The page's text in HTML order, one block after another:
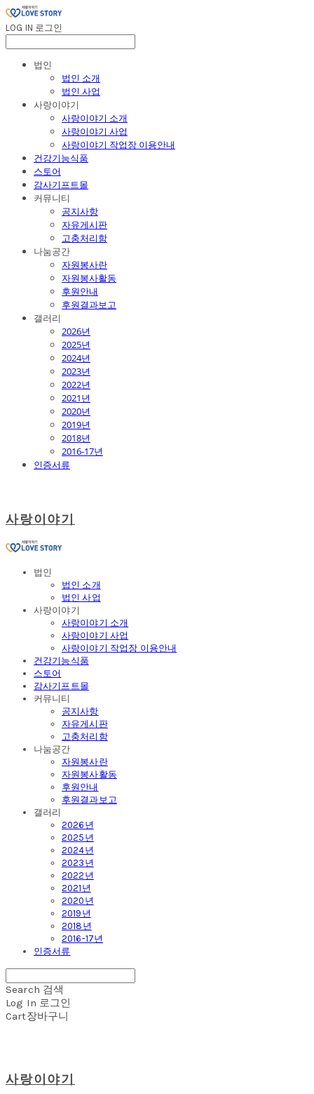
LOG IN 로그인
법인
법인 소개
법인 사업
사랑이야기
사랑이야기 소개
사랑이야기 사업
사랑이야기 작업장 이용안내
건강기능식품
스토어
감사기프트몰
커뮤니티
공지사항
자유게시판
고충처리함
나눔공간
자원봉사란
자원봉사활동
후원안내
후원결과보고
갤러리
2026년
2025년
2024년
2023년
2022년
2021년
2020년
2019년
2018년
2016-17년
인증서류
사랑이야기
법인
법인 소개
법인 사업
사랑이야기
사랑이야기 소개
사랑이야기 사업
사랑이야기 작업장 이용안내
건강기능식품
스토어
감사기프트몰
커뮤니티
공지사항
자유게시판
고충처리함
나눔공간
자원봉사란
자원봉사활동
후원안내
후원결과보고
갤러리
2026년
2025년
2024년
2023년
2022년
2021년
2020년
2019년
2018년
2016-17년
인증서류
Search 검색
Log In 로그인
Cart장바구니
사랑이야기